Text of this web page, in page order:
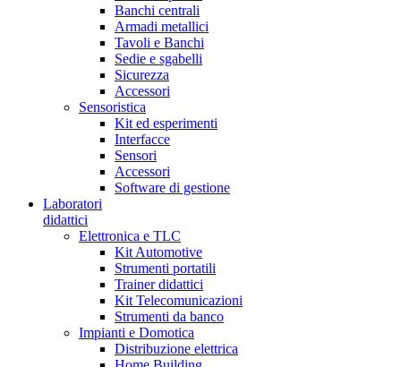
Banchi centrali
Armadi metallici
Tavoli e Banchi
Sedie e sgabelli
Sicurezza
Accessori
Sensoristica
Kit ed esperimenti
Interfacce
Sensori
Accessori
Software di gestione
Laboratori
didattici
Elettronica e TLC
Kit Automotive
Strumenti portatili
Trainer didattici
Kit Telecomunicazioni
Strumenti da banco
Impianti e Domotica
Distribuzione elettrica